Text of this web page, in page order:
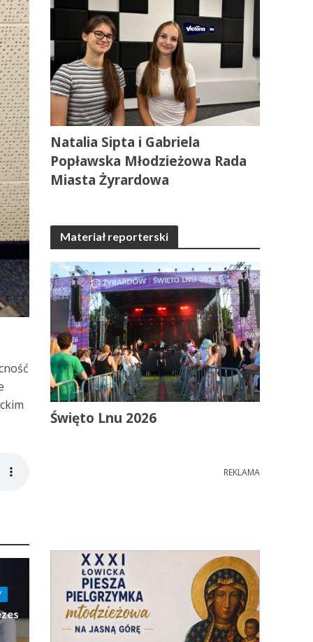
Natalia Sipta i Gabriela
Popławska Młodzieżowa Rada
Miasta Żyrardowa
Materiał reporterski
Święto Lnu 2026
REKLAMA